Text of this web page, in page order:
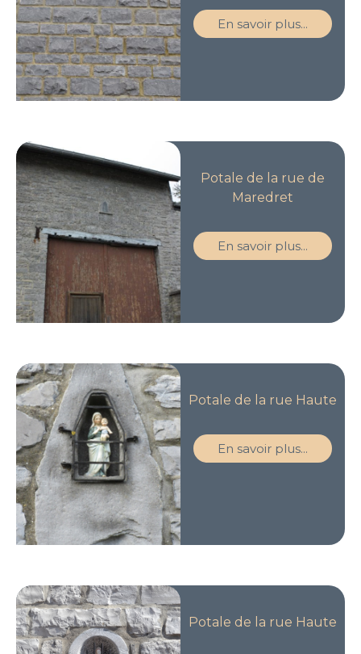
En savoir plus...
Potale de la rue de
Maredret
En savoir plus...
Potale de la rue Haute
En savoir plus...
Potale de la rue Haute